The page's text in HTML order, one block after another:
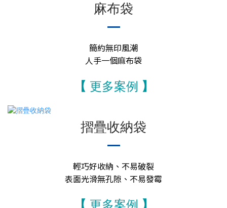
麻布袋
簡約無印風潮
人手一個麻布袋
【 更多案例 】
摺疊收納袋
輕巧好收納、不易破裂
表面光滑無孔隙、不易發霉
【 更多案例 】